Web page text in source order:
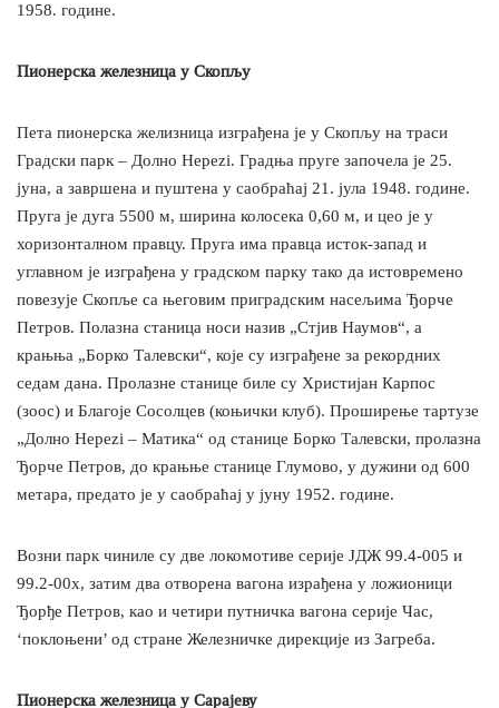
1958. године.
Пионерска железница у Скопљу
Пета пионерска желизница изграђена је у Скопљу на траси
Градски парк – Долно Нереzi. Градња пруге започела је 25.
јуна, а завршена и пуштена у саобраћај 21. јула 1948. године.
Пруга је дуга 5500 м, ширина колосека 0,60 м, и цео је у
хоризонталном правцу. Пруга има правца исток-запад и
углавном је изграђена у градском парку тако да истовремено
повезује Скопље са његовим приградским насељима Ђорче
Петров. Полазна станица носи назив „Стјив Наумов“, а
крањња „Борко Талевски“, које су изграђене за рекордних
седам дана. Пролазне станице биле су Христијан Карпос
(зоос) и Благоје Сосолцев (коњички клуб). Проширење тартузе
„Долно Нереzi – Матика“ од станице Борко Талевски, пролазна
Ђорче Петров, до крањње станице Глумово, у дужини од 600
метара, предато је у саобраћај у јуну 1952. године.
Возни парк чиниле су две локомотиве серије ЈДЖ 99.4-005 и
99.2-00х, затим два отворена вагона израђена у ложионици
Ђорђе Петров, као и четири путничка вагона серије Час,
‘поклоњени’ од стране Железничке дирекције из Загреба.
Пионерска железница у Сарајеву